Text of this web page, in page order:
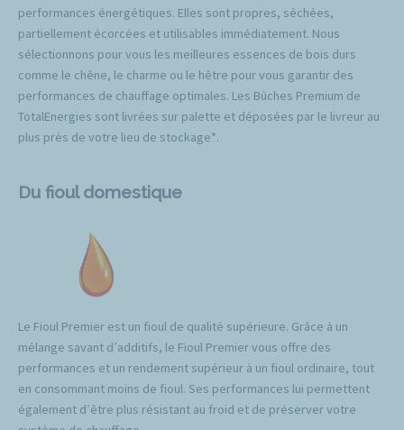
performances énergétiques. Elles sont propres, séchées,
partiellement écorcées et utilisables immédiatement. Nous
sélectionnons pour vous les meilleures essences de bois durs
comme le chêne, le charme ou le hêtre pour vous garantir des
performances de chauffage optimales. Les Bûches Premium de
TotalEnergies sont livrées sur palette et déposées par le livreur au
plus près de votre lieu de stockage*.
Du fioul domestique
Le Fioul Premier est un fioul de qualité supérieure. Grâce à un
mélange savant d’additifs, le Fioul Premier vous offre des
performances et un rendement supérieur à un fioul ordinaire, tout
en consommant moins de fioul. Ses performances lui permettent
également d’être plus résistant au froid et de préserver votre